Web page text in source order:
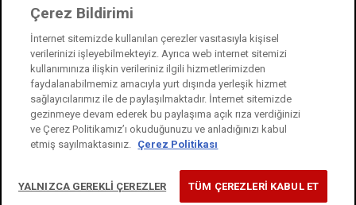
Kale Kilit is a subsidiary of Kale Industry Holding. © 2021
Law on Protection of Personal Data
Information Society Services
Cookie Usage Notice
Çerez Bildirimi
İnternet sitemizde kullanılan çerezler vasıtasıyla kişisel
verilerinizi işleyebilmekteyiz. Ayrıca web internet sitemizi
kullanımınıza ilişkin verileriniz ilgili hizmetlerimizden
faydalanabilmemiz amacıyla yurt dışında yerleşik hizmet
sağlayıcılarımız ile de paylaşılmaktadır. İnternet sitemizde
gezinmeye devam ederek bu paylaşıma açık rıza verdiğinizi
ve Çerez Politikamız’ı okuduğunuzu ve anladığınızı kabul
etmiş sayılmaktasınız. Çerez Politikası
YALNIZCA GEREKLİ ÇEREZLER TÜM ÇEREZLERİ KABUL ET